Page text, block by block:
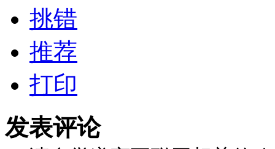
挑错
推荐
打印
发表评论